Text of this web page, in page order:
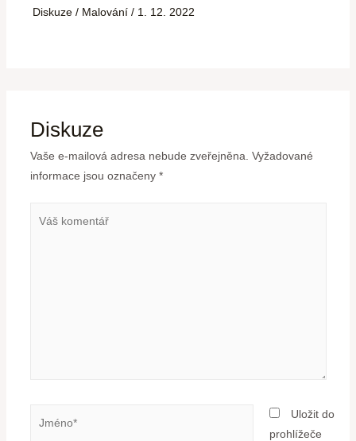
Diskuze / Malování / 1. 12. 2022
Diskuze
Vaše e-mailová adresa nebude zveřejněna. Vyžadované
informace jsou označeny *
Uložit do
prohlížeče